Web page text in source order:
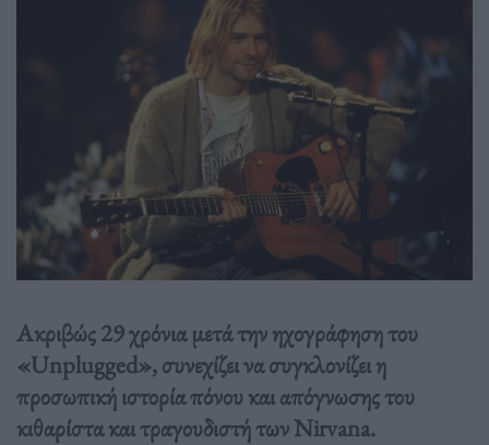
Ακριβώς 29 χρόνια μετά την ηχογράφηση του
«Unplugged», συνεχίζει να συγκλονίζει η
προσωπική ιστορία πόνου και απόγνωσης του
κιθαρίστα και τραγουδιστή των Nirvana.